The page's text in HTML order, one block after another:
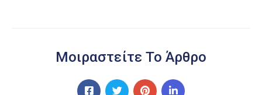
Μοιραστείτε Το Άρθρο